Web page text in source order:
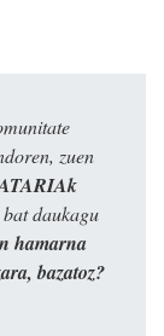
zuen
daukagu
hamarna
bazatoz?